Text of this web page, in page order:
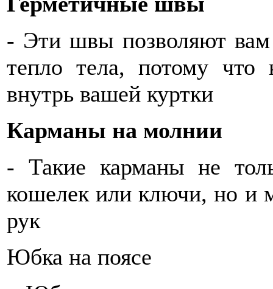
- Эти швы позволяют вам
тепло тела, потому
внутрь вашей куртки
Карманы на молнии
- Такие карманы не
кошелек или ключи, но и
рук
Юбка на поясе